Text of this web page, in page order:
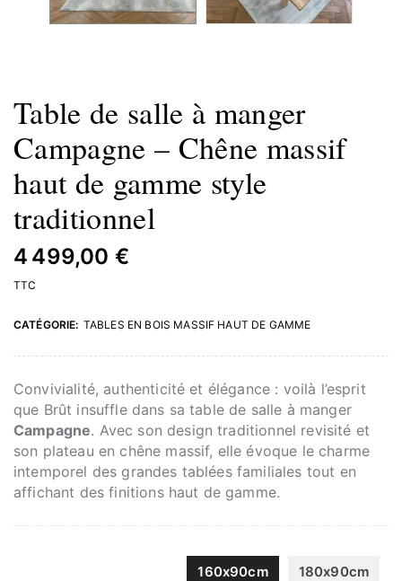
Table de salle à manger
Campagne – Chêne massif
haut de gamme style
traditionnel
4 499,00 €
TTC
CATÉGORIE: TABLES EN BOIS MASSIF HAUT DE GAMME
Convivialité, authenticité et élégance : voilà l’esprit
que Brût insuffle dans sa table de salle à manger
Campagne. Avec son design traditionnel revisité et
son plateau en chêne massif, elle évoque le charme
intemporel des grandes tablées familiales tout en
affichant des finitions haut de gamme.
160x90cm 180x90cm